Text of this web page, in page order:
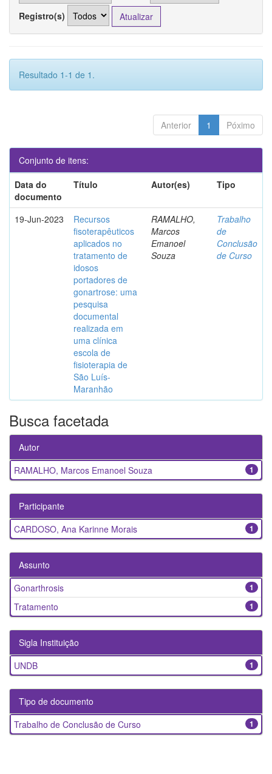
Registro(s)
Resultado 1-1 de 1.
Anterior 1 Póximo
Conjunto de itens:
Data do
documento
Título Autor(es) Tipo
19-Jun-2023
Recursos
fisoterapêuticos
aplicados no
tratamento de
idosos
portadores de
gonartrose: uma
pesquisa
documental
realizada em
uma clínica
escola de
fisioterapia de
São Luís-
Maranhão
RAMALHO,
Marcos
Emanoel
Souza
Trabalho
de
Conclusão
de Curso
Busca facetada
Autor
1
RAMALHO, Marcos Emanoel Souza
Participante
1
CARDOSO, Ana Karinne Morais
Assunto
1
Gonarthrosis
1
Tratamento
Sigla Instituição
1
UNDB
Tipo de documento
1
Trabalho de Conclusão de Curso